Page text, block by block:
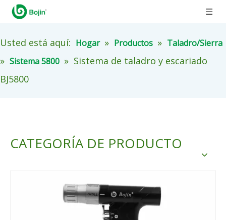
Usted está aquí: Hogar » Productos » Taladro/Sierra
» Sistema 5800 » Sistema de taladro y escariado
BJ5800
CATEGORÍA DE PRODUCTO